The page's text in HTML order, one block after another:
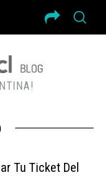
Tu Ticket Del